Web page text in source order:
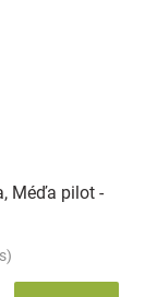
Méďa pilot -